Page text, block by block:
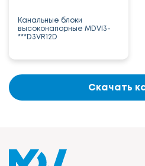
Канальные блоки
высоконапорные MDVI3-
***D3VR12D
Скачать